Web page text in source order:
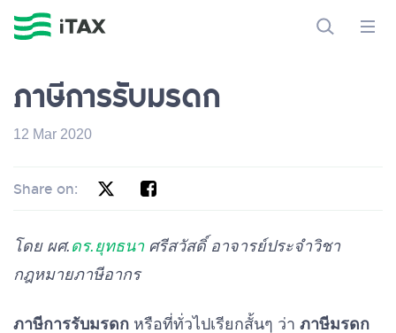
ภาษีการรับมรดก
12 Mar 2020
Share on:
โดย ผศ. ดร.ยุทธนาศรีสวัสดิ์ อาจารย์ประจำวิชา
กฎหมายภาษีอากร
ภาษีการรับมรดก หรือที่ทั่วไปเรียกสั้นๆ ว่า ภาษีมรดก